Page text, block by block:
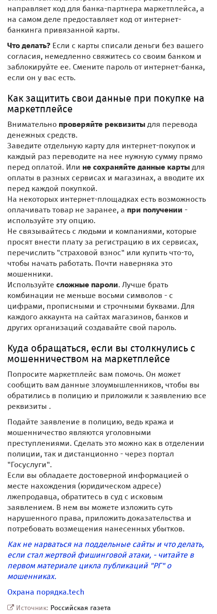
направляет код для банка-партнера маркетплейса, а
на самом деле предоставляет код от интернет-
банкинга привязанной карты.
Что делать? Если с карты списали деньги без вашего
согласия, немедленно свяжитесь со своим банком и
заблокируйте ее. Смените пароль от интернет-банка,
если он у вас есть.
Как защитить свои данные при покупке на
маркетплейсе
Внимательно проверяйте реквизиты для перевода
денежных средств.
Заведите отдельную карту для интернет-покупок и
каждый раз переводите на нее нужную сумму прямо
перед оплатой. Или не сохраняйте данные карты для
оплаты в разных сервисах и магазинах, а вводите их
перед каждой покупкой.
На некоторых интернет-площадках есть возможность
оплачивать товар не заранее, а при получении -
используйте эту опцию.
Не связывайтесь с людьми и компаниями, которые
просят внести плату за регистрацию в их сервисах,
перечислить "страховой взнос" или купить что-то,
чтобы начать работать. Почти наверняка это
мошенники.
Используйте сложные пароли. Лучше брать
комбинации не меньше восьми символов - с
цифрами, прописными и строчными буквами. Для
каждого аккаунта на сайтах магазинов, банков и
других организаций создавайте свой пароль.
Куда обращаться, если вы столкнулись с
мошенничеством на маркетплейсе
Попросите маркетплейс вам помочь. Он может
сообщить вам данные злоумышленников, чтобы вы
обратились в полицию и приложили к заявлению все
реквизиты .
Подайте заявление в полицию, ведь кража и
мошенничество являются уголовными
преступлениями. Сделать это можно как в отделении
полиции, так и дистанционно - через портал
"Госуслуги".
Если вы обладаете достоверной информацией о
месте нахождения (юридическом адресе)
лжепродавца, обратитесь в суд с исковым
заявлением. В нем вы можете изложить суть
нарушенного права, приложить доказательства и
потребовать возмещения нанесенных убытков.
Как не нарваться на поддельные сайты и что делать,
если стал жертвой фишинговой атаки, - читайте в
первом материале цикла публикаций "РГ" о
мошенниках.
Охрана порядка.tech
Источник: Российская газета